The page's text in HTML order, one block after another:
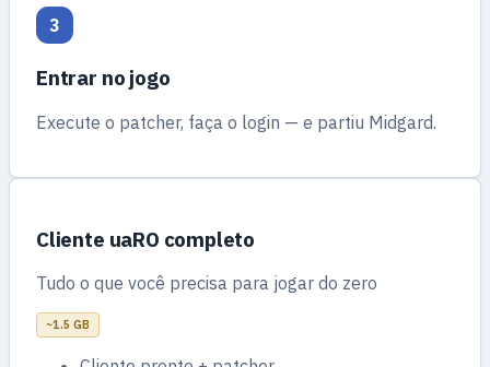
3
Entrar no jogo
Execute o patcher, faça o login — e partiu Midgard.
Cliente uaRO completo
Tudo o que você precisa para jogar do zero
~1.5 GB